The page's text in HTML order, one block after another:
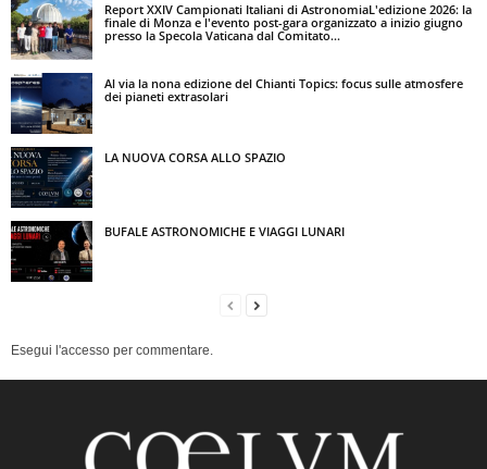
Report XXIV Campionati Italiani di AstronomiaL'edizione 2026: la
finale di Monza e l'evento post-gara organizzato a inizio giugno
presso la Specola Vaticana dal Comitato...
Al via la nona edizione del Chianti Topics: focus sulle atmosfere
dei pianeti extrasolari
LA NUOVA CORSA ALLO SPAZIO
BUFALE ASTRONOMICHE E VIAGGI LUNARI
Esegui l'accesso per commentare.